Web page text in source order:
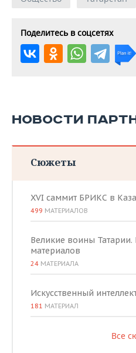
Поделитесь в соцсетях
НОВОСТИ
Сюжеты
XVI саммит БРИКС в
499 МАТЕРИАЛОВ
Великие воины Татарии.
материалов
24 МАТЕРИАЛА
Искусственный
181 МАТЕРИАЛ
Все